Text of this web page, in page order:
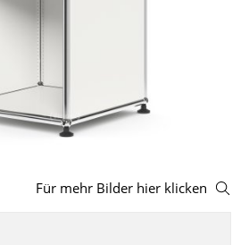
Für mehr Bilder hier klicken